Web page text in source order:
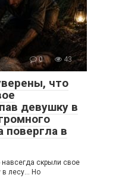
0 43
что
девушку в
повергла в
скрыли свое
в лесу… Но